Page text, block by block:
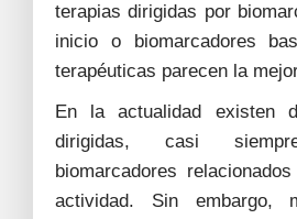
terapias dirigidas por
inicio o biomarcadores
terapéuticas parecen la
En la actualidad existen
dirigidas, casi
biomarcadores
actividad. Sin embargo,